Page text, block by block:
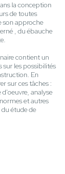
la conception
de toutes
son approche
, du ébauche
contient un
sur les possibilités
En
sur ces tâches :
analyse
et autres
étude de